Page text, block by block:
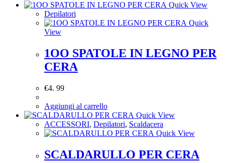
Quick View
Depilatori
Quick
View
1OO SPATOLE IN LEGNO PER
CERA
€4. 99
Aggiungi al carrello
Quick View
ACCESSORI, Depilatori, Scaldacera
Quick View
SCALDARULLO PER CERA